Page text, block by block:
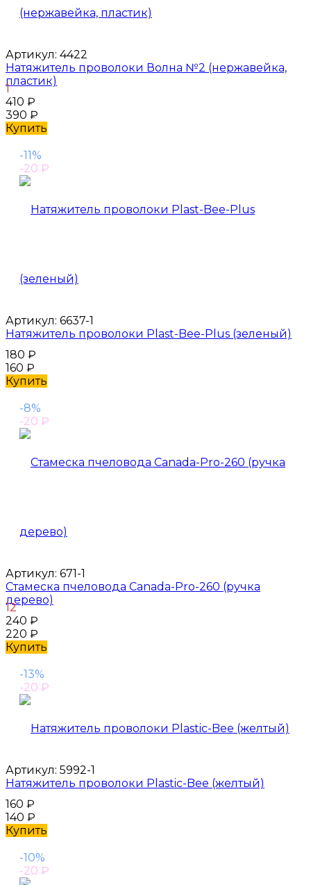
Артикул: 4422
Натяжитель проволоки Волна №2 (нержавейка,
пластик)
1
410 ₽
390 ₽
Купить
-11%
-20 ₽
Артикул: 6637-1
Натяжитель проволоки Plast-Bee-Plus (зеленый)
180 ₽
160 ₽
Купить
-8%
-20 ₽
Артикул: 671-1
Стамеска пчеловода Canada-Pro-260 (ручка
дерево)
12
240 ₽
220 ₽
Купить
-13%
-20 ₽
Артикул: 5992-1
Натяжитель проволоки Plastic-Bee (желтый)
160 ₽
140 ₽
Купить
-10%
-20 ₽